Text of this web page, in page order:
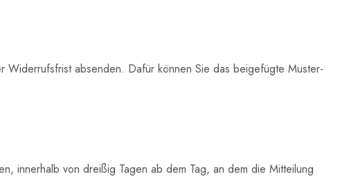
absenden. Dafür können Sie das beigefügte Muster-
innerhalb von dreißig Tagen ab dem Tag, an dem die Mitteilung